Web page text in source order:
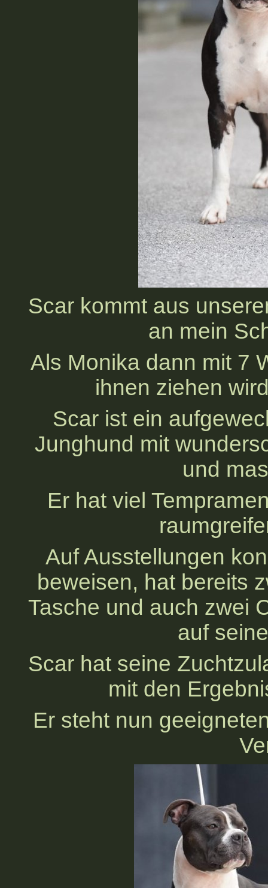
Scar kommt aus
an mein
Als Monika dann mit 7
ihnen ziehen
Scar ist ein
Junghund mit
und
Er hat viel
Auf Ausstellungen
beweisen, hat bereits
Tasche und auch zwei
auf
Scar hat seine
mit den
Er steht nun